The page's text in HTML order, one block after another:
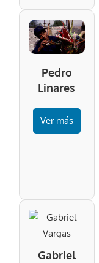
Pedro
Linares
Ver más
Gabriel